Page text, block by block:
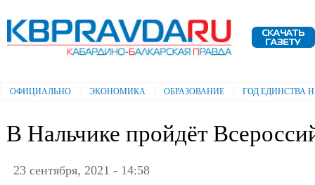
Электронная газета "Кабардино-
Балкарская правда"
Главное меню
ОФИЦИАЛЬНО ЭКОНОМИКА ОБРАЗОВАНИЕ ГОД ЕДИНСТВА
В Нальчике пройдёт
23 сентября, 2021 - 14:58